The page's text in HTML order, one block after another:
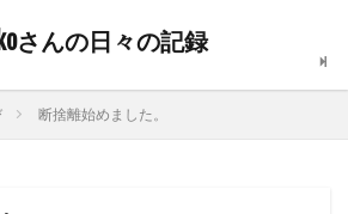
さんの日々の記録
断捨離始めました。